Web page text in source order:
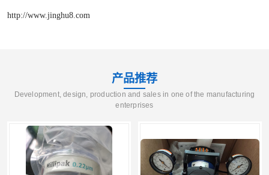
http://www.jinghu8.com
产品推荐
Development, design, production and sales in one of the manufacturing
enterprises